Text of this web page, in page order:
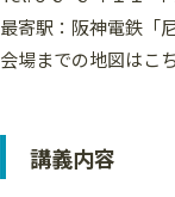
最寄駅：阪神電鉄
会場までの地図はこ
講義内容